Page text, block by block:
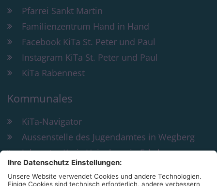
Pfarrei Sankt Martin
Familienzentrum Hand in Hand
Facebook KiTa St. Peter und Paul
Instagram KiTa St. Peter und Paul
KiTa Rabennest
Kommunales
KiTa-Navigator
Aussenstelle des Jugendamtes in Wegberg
Jobcenter Kreis Heinsberg in Erkelenz
Bildung und Teilhabe